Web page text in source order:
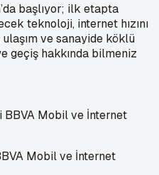
başlıyor; ilk etapta
teknoloji, internet hızını
ve sanayide köklü
geçiş hakkında bilmeniz
Mobil ve İnternet